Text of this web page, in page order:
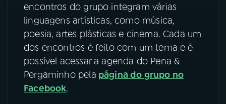
07ÚLTIMAS
FESTIVAL DE MÚSICA
ACOMPANHE A RÁDIO NACIONAL
encontros do grupo integram várias
linguagens artísticas, como música,
poesia, artes plásticas e cinema. Cada um
dos encontros é feito com um tema e é
possível acessar a agenda do Pena &
Pergaminho pela página do grupo no
Facebook.